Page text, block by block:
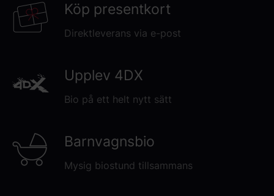
Köp presentkort
Direktleverans via e-post
Upplev 4DX
Bio på ett helt nytt sätt
Barnvagnsbio
Mysig biostund tillsammans